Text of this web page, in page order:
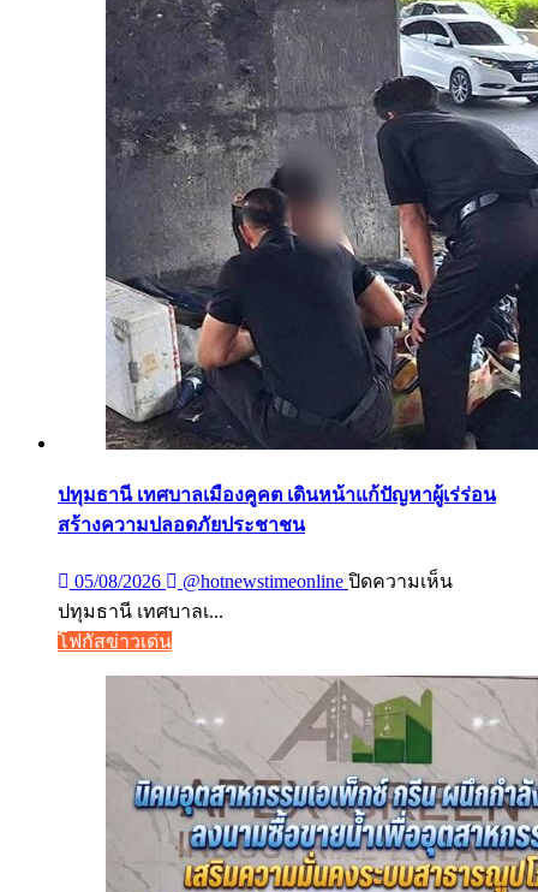
12
สิงหาคม
แม่
เข้า
ฟรี
นงนุช
พัทยา
มอบ
ของ
วัน
แม่
แห่ง
ชาติ
คำ
ชวน
เที่ยว
ปทุมธานี เทศบาลเมืองคูคต เดินหน้าแก้ปัญหาผู้เร่ร่อน
สร้างความปลอดภัยประชาชน
05/08/2026 @hotnewstimeonline ปิดความเห็นบน
เดิน
แก้
ปัญหา
ผู้
เร่ร่อน
ปทุมธานี เทศบาลเ...
โฟกัสข่าวเด่น